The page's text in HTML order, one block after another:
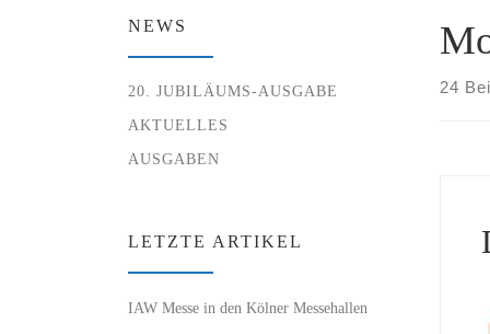
24
NEWS
20. JUBILÄUMS-AUSGABE
AKTUELLES
AUSGABEN
LETZTE ARTIKEL
IAW Messe in den Kölner Messehallen